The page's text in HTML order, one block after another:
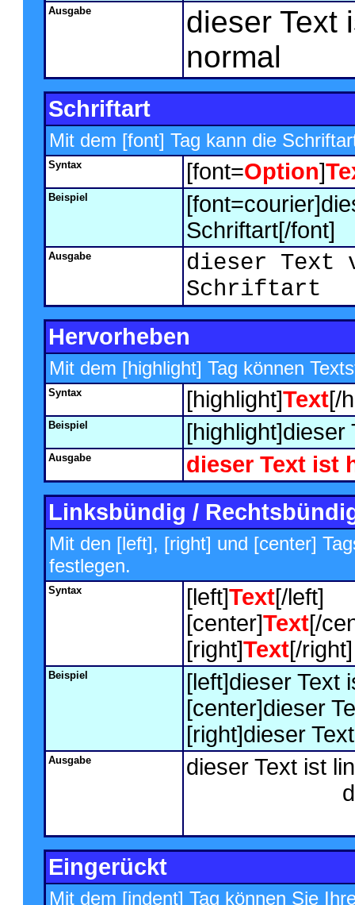
Ausgabe
dieser Text
normal
Schriftart
Mit dem [font] Tag kann die
Syntax [font=Option]
Beispiel
Schriftart[/font]
Ausgabe
dieser Text
Schriftart
Hervorheben
Mit dem [highlight] Tag können
Syntax [highlight]Text[/
Beispiel [highlight]dieser
Ausgabe
dieser Text ist
Linksbündig /
Mit den [left], [right] und [center]
festlegen.
Syntax [left]Text[/left]
[center]Text[/
[right]Text[/right]
Beispiel
[left]dieser Text
[center]dieser
[right]dieser
Ausgabe
dieser Text ist
Eingerückt
Mit dem [indent] Tag können Sie